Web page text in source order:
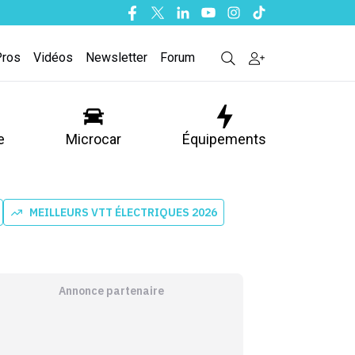
Facebook
TwitterLinkedinYoutubeInstagram
Tiktok
Vidéos Newsletter Forum
Microcar Équipements
MEILLEURS VTT ÉLECTRIQUES 2026
Annonce partenaire